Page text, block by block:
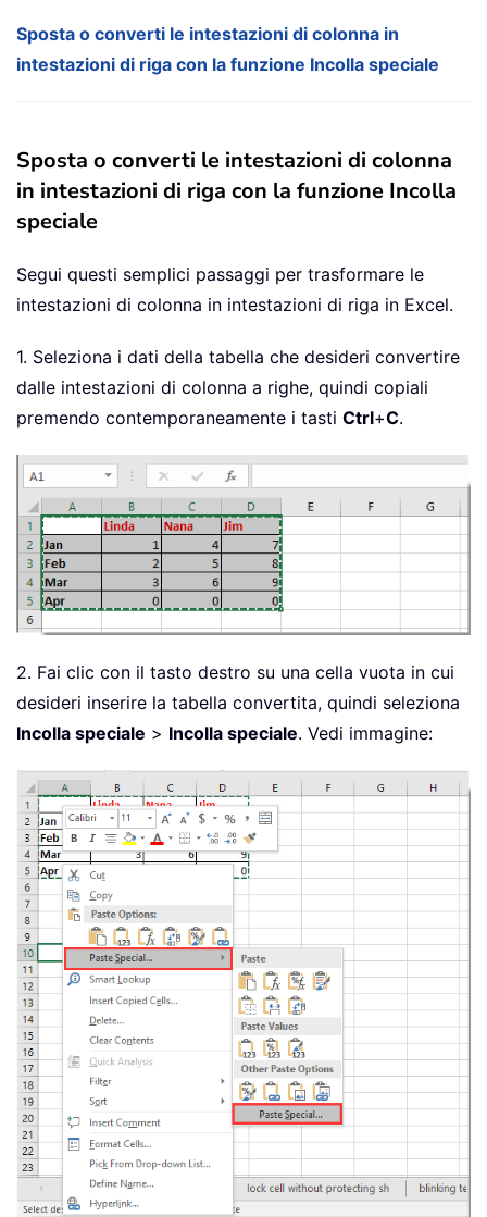
Sposta o converti le intestazioni di colonna in
intestazioni di riga con la funzione Incolla speciale
Sposta o converti le intestazioni di colonna
in intestazioni di riga con la funzione Incolla
speciale
Segui questi semplici passaggi per trasformare le
intestazioni di colonna in intestazioni di riga in Excel.
1. Seleziona i dati della tabella che desideri convertire
dalle intestazioni di colonna a righe, quindi copiali
premendo contemporaneamente i tasti Ctrl+C.
2. Fai clic con il tasto destro su una cella vuota in cui
desideri inserire la tabella convertita, quindi seleziona
Incolla speciale > Incolla speciale. Vedi immagine: